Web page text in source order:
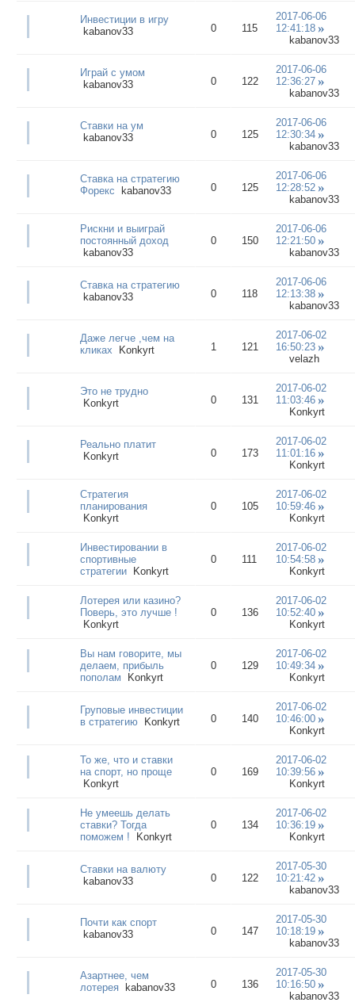
Инвестиции в игру
kabanov33
0 115
2017-06-06
12:41:18
kabanov33
Играй с умом
kabanov33
0 122
2017-06-06
12:36:27
kabanov33
Ставки на ум
kabanov33
0 125
2017-06-06
12:30:34
kabanov33
Ставка на стратегию
Форекс kabanov33 0 125
2017-06-06
12:28:52
kabanov33
Рискни и выиграй
постоянный доход
kabanov33
0 150
2017-06-06
12:21:50
kabanov33
Ставка на стратегию
kabanov33
0 118
2017-06-06
12:13:38
kabanov33
Даже легче ,чем на
кликах
Konkyrt 1 121
2017-06-02
16:50:23
velazh
Это не трудно
Konkyrt
0 131
2017-06-02
11:03:46
Konkyrt
Реально платит
Konkyrt
0 173
2017-06-02
11:01:16
Konkyrt
Стратегия
планирования
Konkyrt
0 105
2017-06-02
10:59:46
Konkyrt
Инвестировании в
спортивные
стратегии
Konkyrt
0 111
2017-06-02
10:54:58
Konkyrt
Лотерея или казино?
Поверь, это лучше !
Konkyrt
0 136
2017-06-02
10:52:40
Konkyrt
Вы нам говорите, мы
делаем, прибыль
пополам
Konkyrt
0 129
2017-06-02
10:49:34
Konkyrt
Груповые инвестиции
в стратегию
Konkyrt 0 140
2017-06-02
10:46:00
Konkyrt
То же, что и ставки
на спорт, но проще
Konkyrt
0 169
2017-06-02
10:39:56
Konkyrt
Не умеешь делать
ставки? Тогда
поможем !
Konkyrt
0 134
2017-06-02
10:36:19
Konkyrt
Ставки на валюту
kabanov33
0 122
2017-05-30
10:21:42
kabanov33
Почти как спорт
kabanov33
0 147
2017-05-30
10:18:19
kabanov33
Азартнее, чем
лотерея kabanov33 0 136
2017-05-30
10:16:50
kabanov33